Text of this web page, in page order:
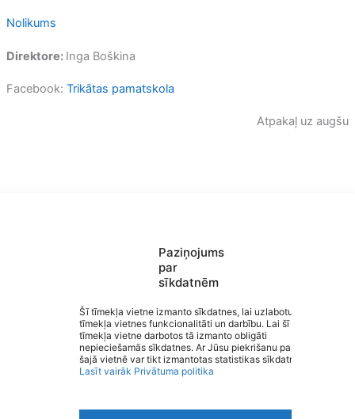
Paziņojums
par
sīkdatnēm
Šī tīmekļa vietne izmanto sīkdatnes, lai uzlabotu
tīmekļa vietnes funkcionalitāti un darbību. Lai šī
tīmekļa vietne darbotos tā izmanto obligāti
nepieciešamās sīkdatnes. Ar Jūsu piekrišanu papildus
šajā vietnē var tikt izmantotas statistikas sīkdatnes.
Lasīt vairāk Privātuma politika
Nolikums
Direktore: Inga Boškina
Facebook: Trikātas pamatskola
Atpakaļ uz augšu
Izglītība Valmieras novadā
Saziņa
Izvēlne
Ātrās saites
Sociālie tīkli